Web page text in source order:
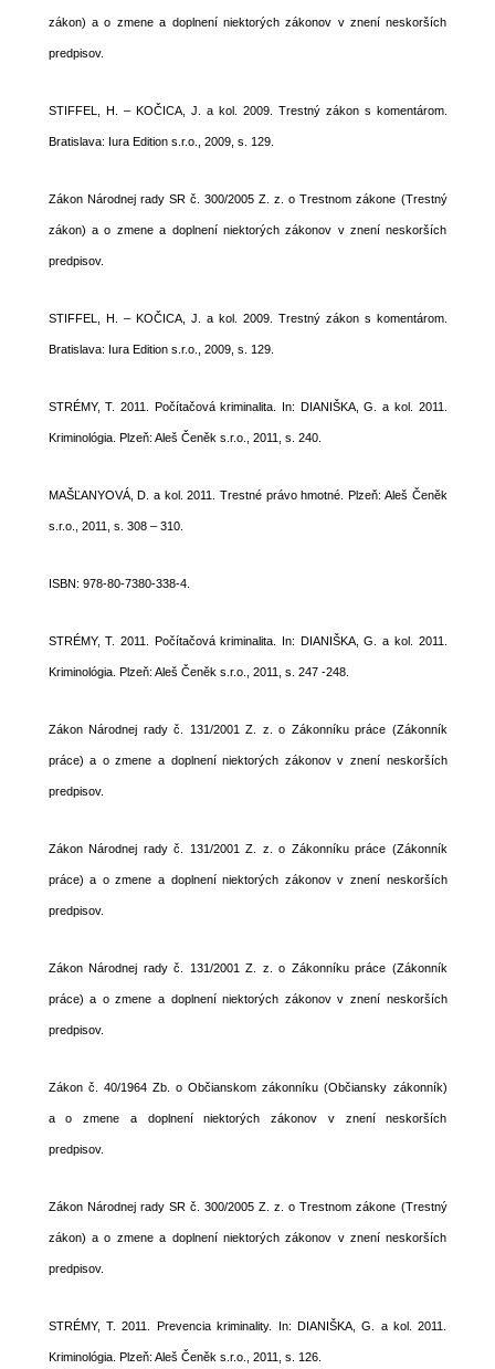
zákon) a o zmene a doplnení niektorých zákonov v znení neskorších
predpisov.
STIFFEL, H. – KOČICA, J. a kol. 2009. Trestný zákon s komentárom.
Bratislava: Iura Edition s.r.o., 2009, s. 129.
Zákon Národnej rady SR č. 300/2005 Z. z. o Trestnom zákone (Trestný
zákon) a o zmene a doplnení niektorých zákonov v znení neskorších
predpisov.
STIFFEL, H. – KOČICA, J. a kol. 2009. Trestný zákon s komentárom.
Bratislava: Iura Edition s.r.o., 2009, s. 129.
STRÉMY, T. 2011. Počítačová kriminalita. In: DIANIŠKA, G. a kol. 2011.
Kriminológia. Plzeň: Aleš Čeněk s.r.o., 2011, s. 240.
MAŠĽANYOVÁ, D. a kol. 2011. Trestné právo hmotné. Plzeň: Aleš Čeněk
s.r.o., 2011, s. 308 – 310.
ISBN: 978-80-7380-338-4.
STRÉMY, T. 2011. Počítačová kriminalita. In: DIANIŠKA, G. a kol. 2011.
Kriminológia. Plzeň: Aleš Čeněk s.r.o., 2011, s. 247 -248.
Zákon Národnej rady č. 131/2001 Z. z. o Zákonníku práce (Zákonník
práce) a o zmene a doplnení niektorých zákonov v znení neskorších
predpisov.
Zákon Národnej rady č. 131/2001 Z. z. o Zákonníku práce (Zákonník
práce) a o zmene a doplnení niektorých zákonov v znení neskorších
predpisov.
Zákon Národnej rady č. 131/2001 Z. z. o Zákonníku práce (Zákonník
práce) a o zmene a doplnení niektorých zákonov v znení neskorších
predpisov.
Zákon č. 40/1964 Zb. o Občianskom zákonníku (Občiansky zákonník)
a o zmene a doplnení niektorých zákonov v znení neskorších
predpisov.
Zákon Národnej rady SR č. 300/2005 Z. z. o Trestnom zákone (Trestný
zákon) a o zmene a doplnení niektorých zákonov v znení neskorších
predpisov.
STRÉMY, T. 2011. Prevencia kriminality. In: DIANIŠKA, G. a kol. 2011.
Kriminológia. Plzeň: Aleš Čeněk s.r.o., 2011, s. 126.